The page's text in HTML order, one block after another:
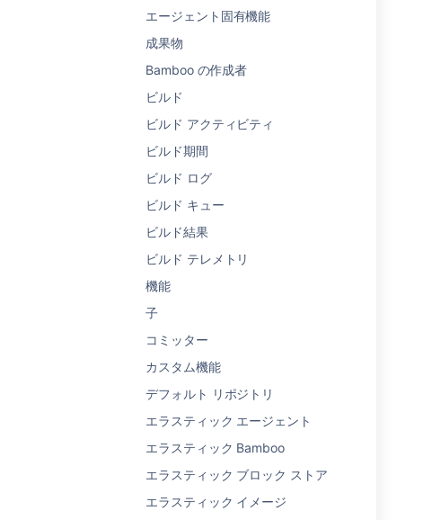
エージェント固有機能
成果物
Bamboo の作成者
ビルド
ビルド アクティビティ
ビルド期間
ビルド ログ
ビルド キュー
ビルド結果
ビルド テレメトリ
機能
子
コミッター
カスタム機能
デフォルト リポジトリ
エラスティック エージェント
エラスティック Bamboo
エラスティック ブロック ストア
エラスティック イメージ